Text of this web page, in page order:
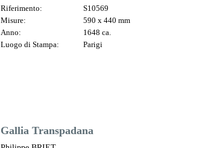
Riferimento:
S10569
Misure:
590 x 440 mm
Anno:
1648 ca.
Luogo di Stampa:
Parigi
Gallia Transpadana